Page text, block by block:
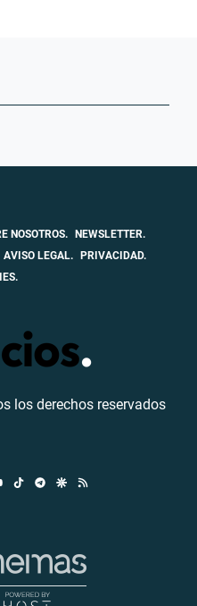
NOSOTROS. NEWSLETTER.
AVISO LEGAL. PRIVACIDAD.
los derechos reservados
TikTokTelegramGoogle Discover